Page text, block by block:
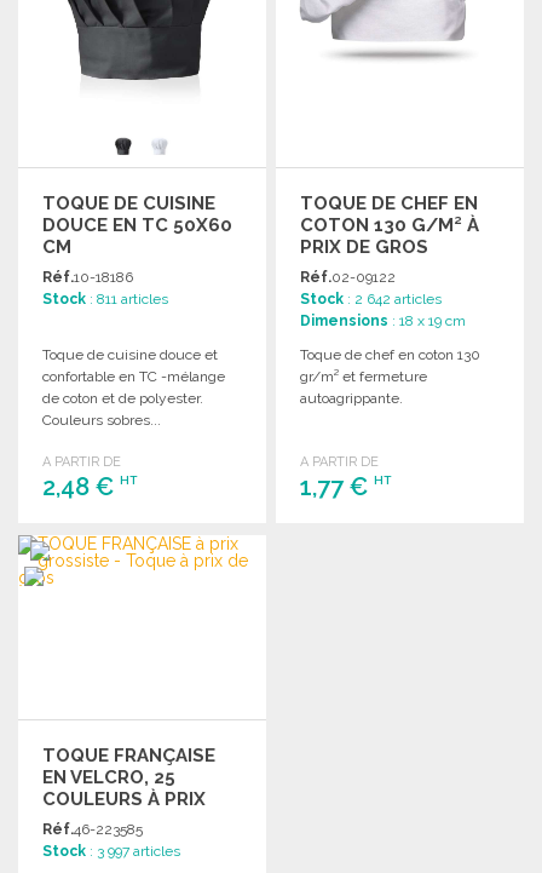
TOQUE DE CUISINE
DOUCE EN TC 50X60
CM
Réf.10-18186
Stock : 811 articles
Toque de cuisine douce et
confortable en TC -mélange
de coton et de polyester.
Couleurs sobres...
A PARTIR DE
2,48 € HT
COMMANDER
Demander un devis
TOQUE DE CHEF EN
COTON 130 G/M² À
PRIX DE GROS
Réf.02-09122
Stock : 2 642 articles
Dimensions : 18 x 19 cm
Toque de chef en coton 130
gr/m² et fermeture
autoagrippante.
A PARTIR DE
1,77 €HT
TOQUE FRANÇAISE
EN VELCRO, 25
COULEURS À PRIX
GROSSISTE
Réf.46-223585
Stock : 3 997 articles